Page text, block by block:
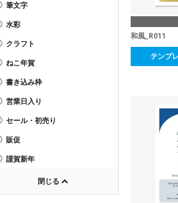
筆文字
水彩
クラフト
ねこ年賀
書き込み枠
営業日入り
セール・初売り
販促
謹賀新年
閉じる
和風_R011
テンプ